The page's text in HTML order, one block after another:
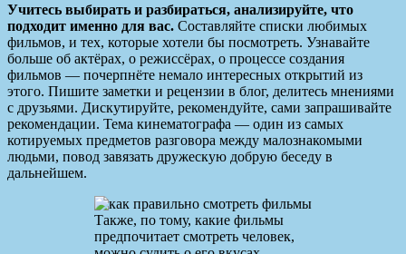
Учитесь выбирать и разбираться, анализируйте, что
подходит именно для вас. Составляйте списки любимых
фильмов, и тех, которые хотели бы посмотреть. Узнавайте
больше об актёрах, о режиссёрах, о процессе создания
фильмов — почерпнёте немало интересных открытий из
этого. Пишите заметки и рецензии в блог, делитесь мнениями
с друзьями. Дискутируйте, рекомендуйте, сами запрашивайте
рекомендации. Тема кинематографа — один из самых
котируемых предметов разговора между малознакомыми
людьми, повод завязать дружескую добрую беседу в
дальнейшем.
Также, по тому, какие фильмы
предпочитает смотреть человек,